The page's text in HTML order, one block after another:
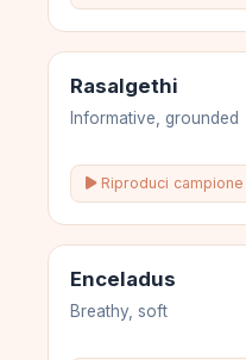
Rasalgethi
Informative, grounded
Riproduci campione
Enceladus
Breathy, soft